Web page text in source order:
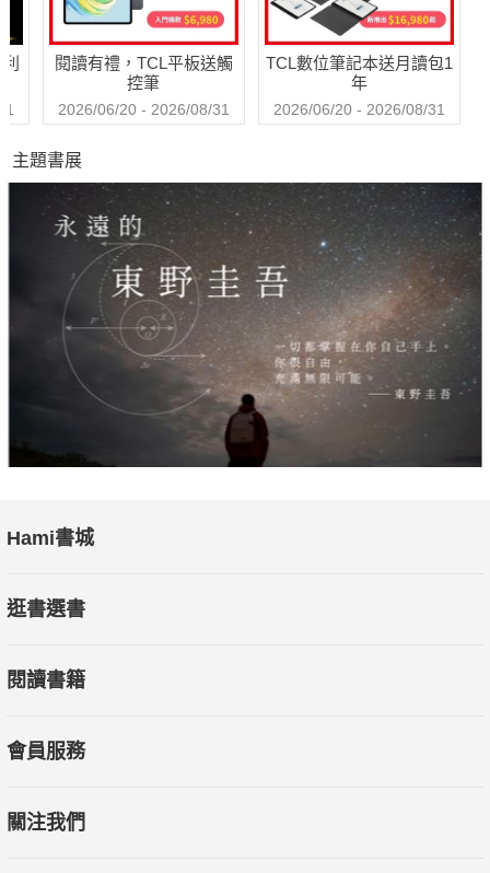
閱讀有禮，TCL平板送觸
控筆
2026/06/20 - 2026/08/31
TCL數位筆記本送月讀包1
年
2026/06/20 - 2026/08/31
主題書展
Hami書城
逛書選書
閱讀書籍
會員服務
關注我們